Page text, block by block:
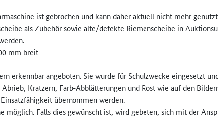
ist gebrochen und kann daher aktuell nicht mehr
als Zubehör sowie alte/defekte Riemenscheibe in
mm breit
erkennbar angeboten. Sie wurde für Schulzwecke eingesetzt
Kratzern, Farb-Abblätterungen und Rost wie auf den
übernommen werden.
möglich. Falls dies gewünscht ist, wird gebeten, sich mit der